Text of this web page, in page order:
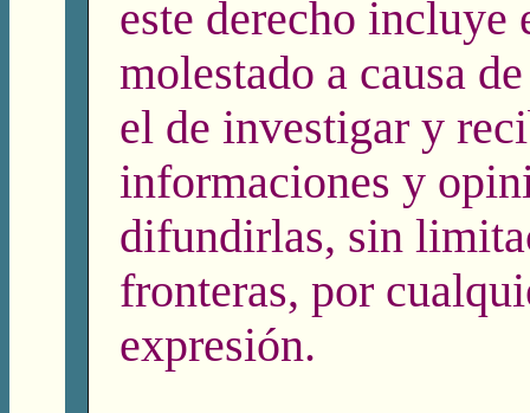
este derecho incluye
molestado a causa
el de investigar y
informaciones y
difundirlas, sin
fronteras, por
expresión.